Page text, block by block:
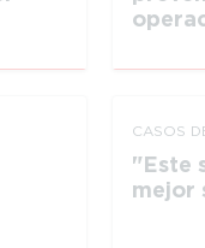
CASOS
Este
mejor